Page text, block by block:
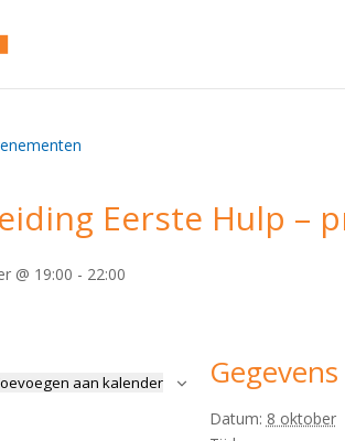
Eerste Hulp –
@ 19:00 - 22:00
aan kalender Gegevens
Datum: 8 oktober